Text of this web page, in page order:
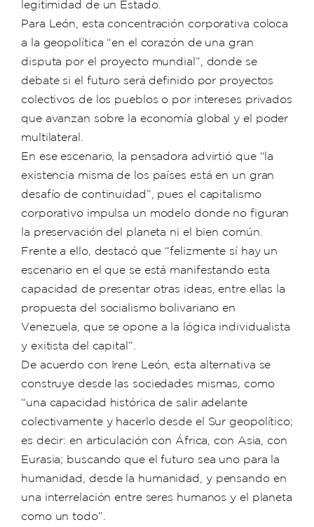
legitimidad de un Estado.
Para León, esta concentración corporativa coloca
a la geopolítica “en el corazón de una gran
disputa por el proyecto mundial”, donde se
debate si el futuro será definido por proyectos
colectivos de los pueblos o por intereses privados
que avanzan sobre la economía global y el poder
multilateral.
En ese escenario, la pensadora advirtió que “la
existencia misma de los países está en un gran
desafío de continuidad”, pues el capitalismo
corporativo impulsa un modelo donde no figuran
la preservación del planeta ni el bien común.
Frente a ello, destacó que “felizmente sí hay un
escenario en el que se está manifestando esta
capacidad de presentar otras ideas, entre ellas la
propuesta del socialismo bolivariano en
Venezuela, que se opone a la lógica individualista
y exitista del capital”.
De acuerdo con Irene León, esta alternativa se
construye desde las sociedades mismas, como
“una capacidad histórica de salir adelante
colectivamente y hacerlo desde el Sur geopolítico;
es decir: en articulación con África, con Asia, con
Eurasia; buscando que el futuro sea uno para la
humanidad, desde la humanidad, y pensando en
una interrelación entre seres humanos y el planeta
como un todo”.